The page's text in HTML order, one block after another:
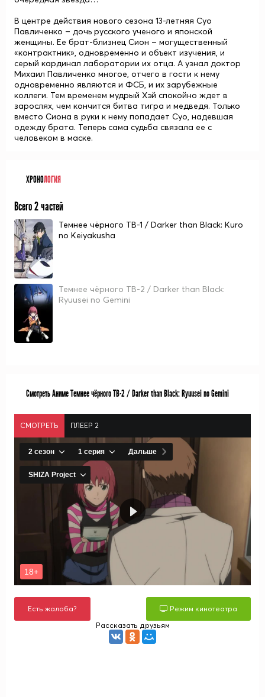
В центре действия нового сезона 13-летняя Суо
Павличенко – дочь русского ученого и японской
женщины. Ее брат-близнец Сион – могущественный
«контрактник», одновременно и объект изучения, и
серый кардинал лаборатории их отца. А узнал доктор
Михаил Павличенко многое, отчего в гости к нему
одновременно являются и ФСБ, и их зарубежные
коллеги. Тем временем мудрый Хэй спокойно ждет в
зарослях, чем кончится битва тигра и медведя. Только
вместо Сиона в руки к нему попадает Суо, надевшая
одежду брата. Теперь сама судьба связала ее с
человеком в маске.
ХРОНОЛОГИЯ
Всего 2 частей
Темнее чёрного ТВ-1 / Darker than Black: Kuro
no Keiyakusha
Темнее чёрного ТВ-2 / Darker than Black:
Ryuusei no Gemini
Смотреть Аниме Темнее чёрного ТВ-2 / Darker than Black: Ryuusei no Gemini
СМОТРЕТЬ ПЛЕЕР 2
Есть жалоба?
Режим кинотеатра
Рассказать друзьям